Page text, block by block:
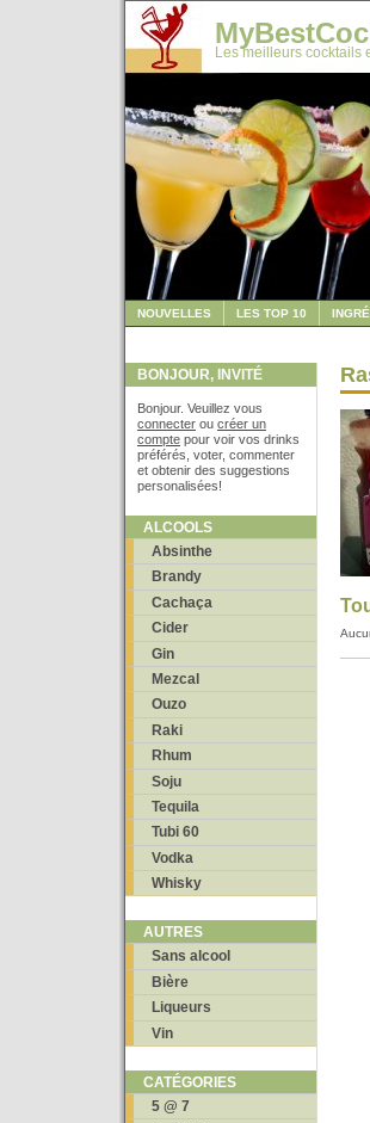
Les meilleurs cocktails
NOUVELLES LES TOP 10
BONJOUR, INVITÉ
Bonjour. Veuillez vous
connecter ou créer un
compte pour voir vos drinks
préférés, voter, commenter
et obtenir des suggestions
personalisées!
ALCOOLS
Absinthe
Brandy
Cachaça
Cider
Gin
Mezcal
Ouzo
Raki
Rhum
Soju
Tequila
Tubi 60
Vodka
Whisky
AUTRES
Sans alcool
Bière
Liqueurs
Vin
CATÉGORIES
5 @ 7